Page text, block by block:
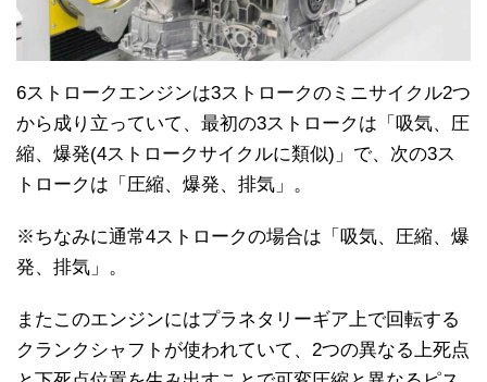
6ストロークエンジンは3ストロークのミニサイクル2つ
から成り立っていて、最初の3ストロークは「吸気、圧
縮、爆発(4ストロークサイクルに類似)」で、次の3ス
トロークは「圧縮、爆発、排気」。
※ちなみに通常4ストロークの場合は「吸気、圧縮、爆
発、排気」。
またこのエンジンにはプラネタリーギア上で回転する
クランクシャフトが使われていて、2つの異なる上死点